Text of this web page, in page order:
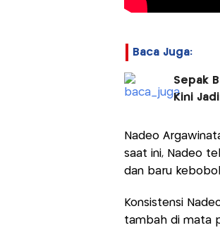
Baca Juga:
Sepak
Kini
Nadeo
saat ini, Nadeo
dan baru
Konsistensi
tambah di mata